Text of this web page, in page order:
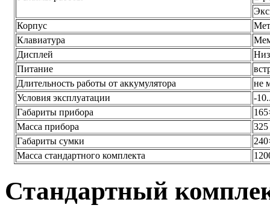
Корпус
Клавиатура
Дисплей
Питание
Длительность работы от аккумулятора
не
Условия эксплуатации
-
Габариты прибора
Масса прибора
325
Габариты сумки
Масса стандартного комплекта
Стандартный